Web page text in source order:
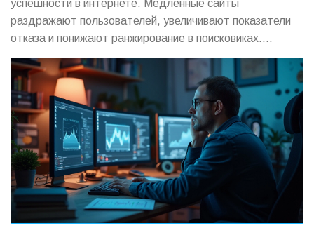
успешности в интернете. Медленные сайты
раздражают пользователей, увеличивают показатели
отказа и понижают ранжирование в поисковиках.
Рассмотрим оптимальную скорость, интернет-мифы и
подходы к ускорению. Узнаем, как сокращение времени
загрузки может повысить удержание пользователей и их
удовлетворенность.